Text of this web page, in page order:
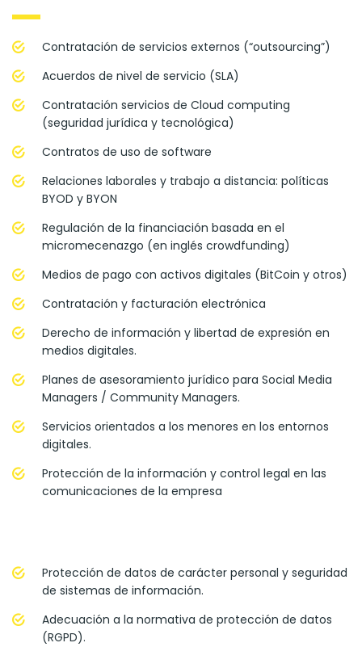
Contratación de servicios externos (“outsourcing”)
Acuerdos de nivel de servicio (SLA)
Contratación servicios de Cloud computing
(seguridad jurídica y tecnológica)
Contratos de uso de software
Relaciones laborales y trabajo a distancia: políticas
BYOD y BYON
Regulación de la financiación basada en el
micromecenazgo (en inglés crowdfunding)
Medios de pago con activos digitales (BitCoin y otros)
Contratación y facturación electrónica
Derecho de información y libertad de expresión en
medios digitales.
Planes de asesoramiento jurídico para Social Media
Managers / Community Managers.
Servicios orientados a los menores en los entornos
digitales.
Protección de la información y control legal en las
comunicaciones de la empresa
Protección de datos de carácter personal y seguridad
de sistemas de información.
Adecuación a la normativa de protección de datos
(RGPD).